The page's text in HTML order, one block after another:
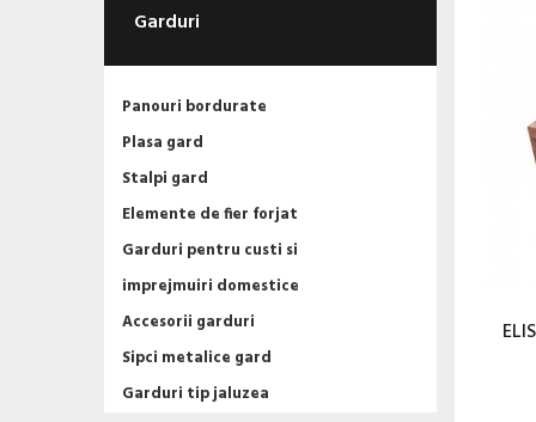
Garduri
Panouri bordurate
Plasa gard
Stalpi gard
Elemente de fier forjat
Garduri pentru custi si
imprejmuiri domestice
Accesorii garduri
Sipci metalice gard
Garduri tip jaluzea